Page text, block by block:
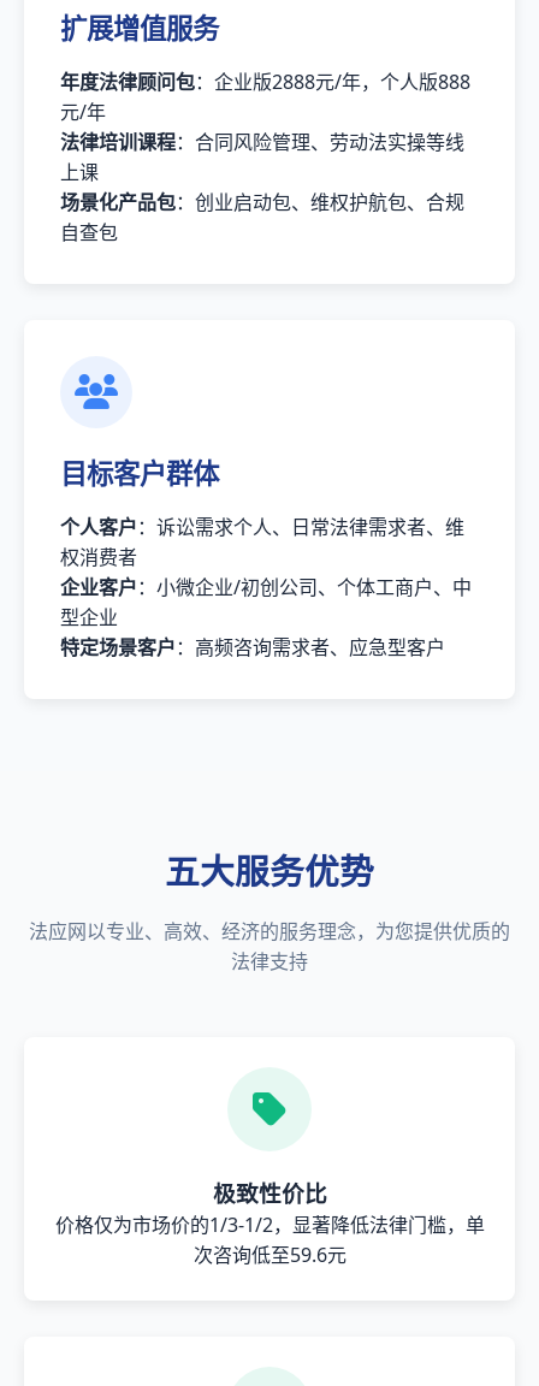
扩展增值服务
年度法律顾问包：企业版2888元/年，个人版888
元/年
法律培训课程：合同风险管理、劳动法实操等线
上课
场景化产品包：创业启动包、维权护航包、合规
自查包
目标客户群体
个人客户：诉讼需求个人、日常法律需求者、维
权消费者
企业客户：小微企业/初创公司、个体工商户、中
型企业
特定场景客户：高频咨询需求者、应急型客户
五大服务优势
法应网以专业、高效、经济的服务理念，为您提供优质的
法律支持
极致性价比
价格仅为市场价的1/3-1/2，显著降低法律门槛，单
次咨询低至59.6元